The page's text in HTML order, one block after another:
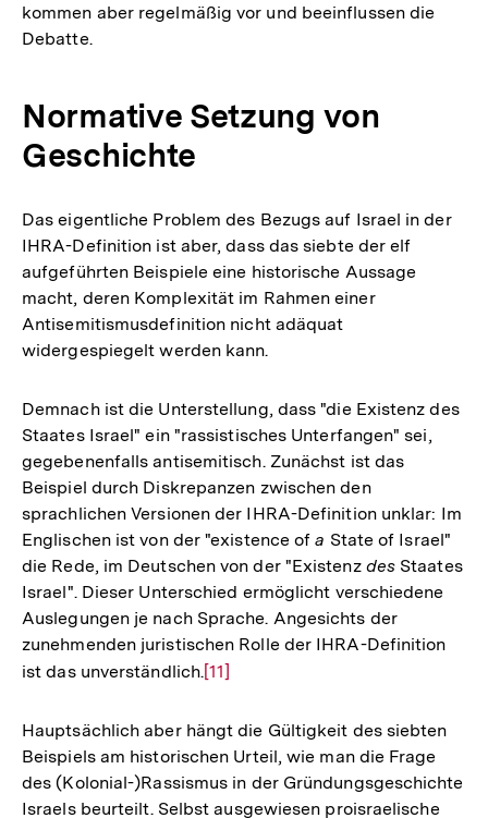
kommen aber regelmäßig vor und beeinflussen die
Debatte.
Normative Setzung von
Geschichte
Das eigentliche Problem des Bezugs auf Israel in der
IHRA-Definition ist aber, dass das siebte der elf
aufgeführten Beispiele eine historische Aussage
macht, deren Komplexität im Rahmen einer
Antisemitismusdefinition nicht adäquat
widergespiegelt werden kann.
Demnach ist die Unterstellung, dass "die Existenz des
Staates Israel" ein "rassistisches Unterfangen" sei,
gegebenenfalls antisemitisch. Zunächst ist das
Beispiel durch Diskrepanzen zwischen den
sprachlichen Versionen der IHRA-Definition unklar: Im
Englischen ist von der "existence ofa State of Israel"
die Rede, im Deutschen von der "Existenz desStaates
Israel". Dieser Unterschied ermöglicht verschiedene
Auslegungen je nach Sprache. Angesichts der
zunehmenden juristischen Rolle der IHRA-Definition
ist das unverständlich.Zur
der
Fußnote
[11]
Hauptsächlich aber hängt die Gültigkeit des siebten
Beispiels am historischen Urteil, wie man die Frage
des (Kolonial-)Rassismus in der Gründungsgeschichte
Israels beurteilt. Selbst ausgewiesen proisraelische